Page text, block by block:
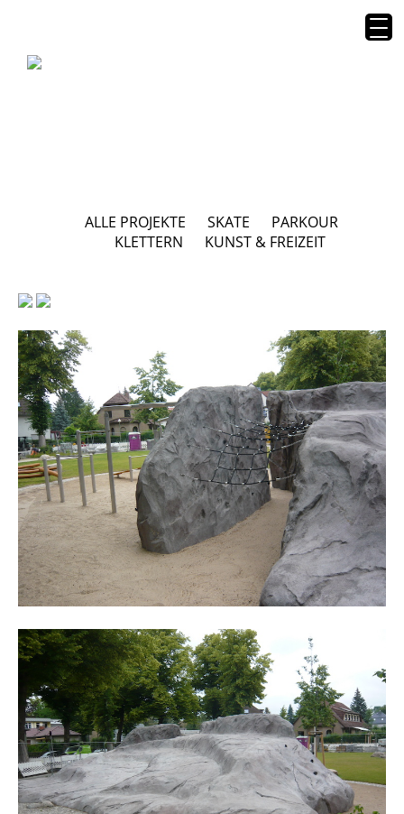
ALLE PROJEKTE SKATE
PARKOUR
KLETTERN
KUNST & FREIZEIT